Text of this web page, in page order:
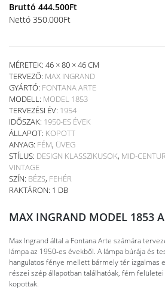
Bruttó 444.500Ft
Nettó 350.000Ft
MÉRETEK: 46 × 80 × 46 CM
TERVEZŐ: MAX INGRAND
GYÁRTÓ: FONTANA ARTE
MODELL: MODEL 1853
TERVEZÉSI ÉV: 1954
IDŐSZAK: 1950-ES ÉVEK
ÁLLAPOT: KOPOTT
ANYAG: FÉM, ÜVEG
STÍLUS: DESIGN KLASSZIKUSOK, MID-
VINTAGE
SZÍN: BÉZS, FEHÉR
RAKTÁRON: 1 DB
MAX INGRAND MODEL 1853
Max Ingrand által a Fontana Arte számára
lámpa az 1950-es évekből. A lámpa búrája és
hangulatos fénye mellett bármely tér izgalmas
részei szép állapotban találhatóak, fém
kopottak.